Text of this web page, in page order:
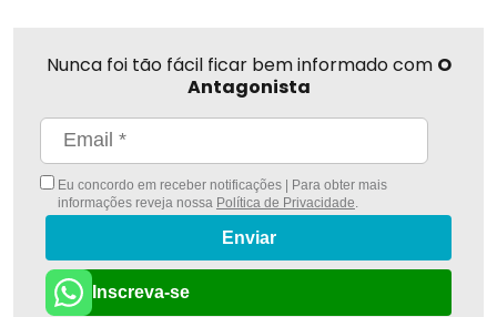
Nunca foi tão fácil ficar bem informado com O
Antagonista
Eu concordo em receber notificações | Para obter mais
informações reveja nossa Política de Privacidade
Enviar
Inscreva-se